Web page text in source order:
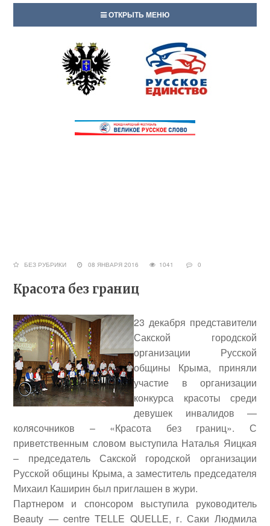
ОТКРЫТЬ МЕНЮ
БЕЗ РУБРИКИ 08 ЯНВАРЯ 2016 1041 0
Красота без границ
23 декабря представители
Сакской городской
организации Русской
общины Крыма, приняли
участие в организации
конкурса красоты среди
девушек инвалидов —
колясочников – «Красота без границ». С
приветственным словом выступила Наталья Яицкая
– председатель Сакской городской организации
Русской общины Крыма, а заместитель председателя
Михаил Каширин был приглашен в жури.
Партнером и спонсором выступила руководитель
Beauty — centre TELLE QUELLE, г. Саки Людмила